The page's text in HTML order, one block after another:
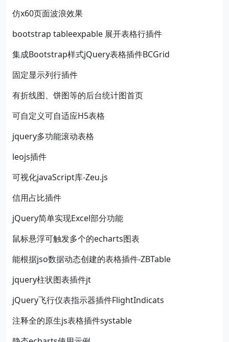
仿x60页面波浪效果
bootstrap tableexpable 展开表格行插件
集成Bootstrap样式jQuery表格插件BCGrid
固定显示列行插件
有折线图、饼图等的后台统计图首页
可自定义可自适应H5表格
jquery多功能滚动表格
leojs插件
可视化javaScript库-Zeu.js
信用占比插件
jQuery简单实现Excel部分功能
鼠标悬浮可触发多个的echarts图表
能根据jso数据动态创建的表格插件-ZBTable
jquery柱状图表插件jt
jQuery飞行仪表指示器插件FlightIndicats
注释全的原生js表格插件systable